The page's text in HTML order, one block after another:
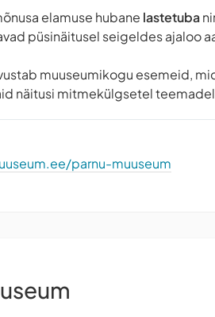
elamuse hubane lastetuba
püsinäitusel seigeldes ajaloo
muuseumikogu esemeid,
näitusi mitmekülgsetel
parnu-muuseum